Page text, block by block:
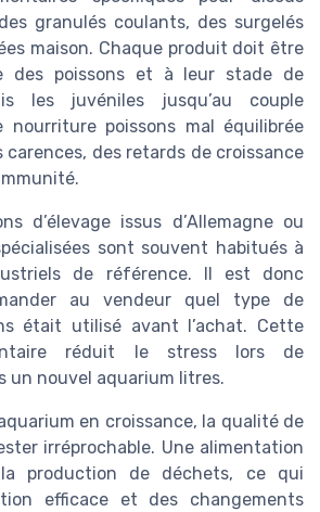
granulés coulants, des surgelés
maison. Chaque produit doit être
des poissons et à leur stade de
les juvéniles jusqu’au couple
nourriture poissons mal équilibrée
des retards de croissance
d’élevage issus d’Allemagne ou
sont souvent habitués à
de référence. Il est donc
au vendeur quel type de
était utilisé avant l’achat. Cette
réduit le stress lors de
un nouvel aquarium litres.
en croissance, la qualité de
irréprochable. Une alimentation
production de déchets, ce qui
efficace et des changements